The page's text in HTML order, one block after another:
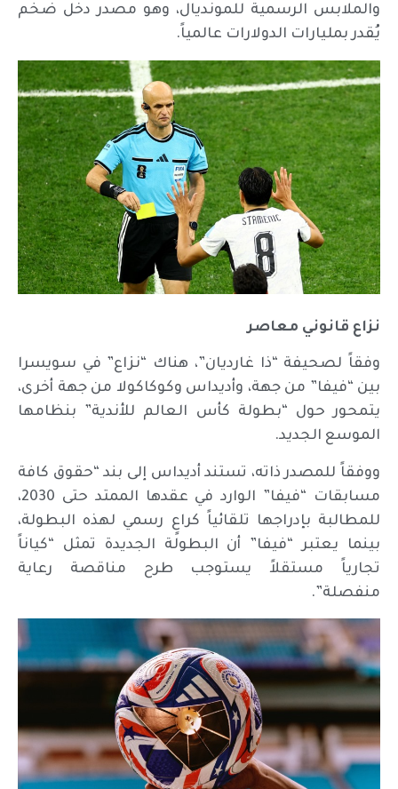
والملابس الرسمية للمونديال، وهو مصدر دخل ضخم
يُقدر بمليارات الدولارات عالمياً.
نزاع قانوني معاصر
وفقاً لصحيفة “ذا غارديان”، هناك “نزاع” في سويسرا
بين “فيفا” من جهة، وأديداس وكوكاكولا من جهة أخرى،
يتمحور حول “بطولة كأس العالم للأندية” بنظامها
الموسع الجديد.
ووفقاً للمصدر ذاته، تستند أديداس إلى بند “حقوق كافة
مسابقات “فيفا” الوارد في عقدها الممتد حتى 2030،
للمطالبة بإدراجها تلقائياً كراعٍ رسمي لهذه البطولة،
بينما يعتبر “فيفا” أن البطولة الجديدة تمثل “كياناً
تجارياً مستقلاً يستوجب طرح مناقصة رعاية
منفصلة”.